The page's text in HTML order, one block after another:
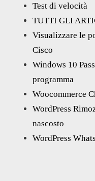
Test di velocità
TUTTI GLI
Visualizzare le
Cisco
Windows 10
programma
Woocommerce
WordPress
nascosto
WordPress